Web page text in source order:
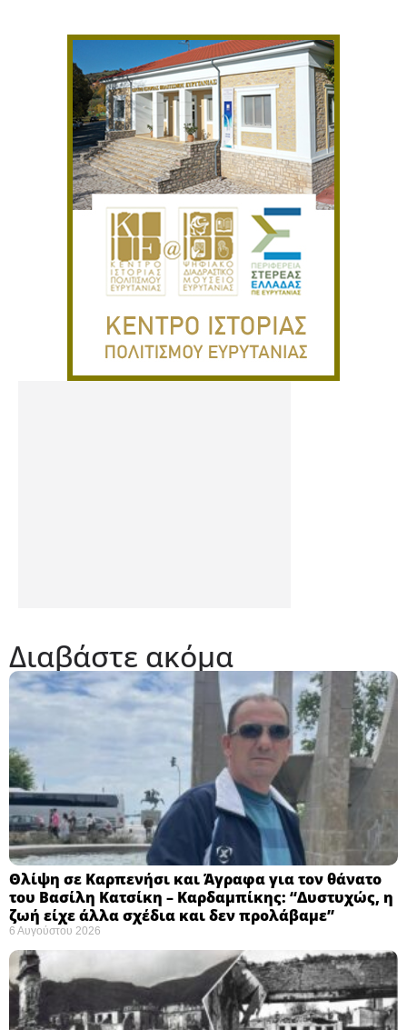
Διαβάστε ακόμα
Θλίψη σε Καρπενήσι και Άγραφα για τον θάνατο
του Βασίλη Κατσίκη – Καρδαμπίκης: “Δυστυχώς, η
ζωή είχε άλλα σχέδια και δεν προλάβαμε”
6 Αυγούστου 2026